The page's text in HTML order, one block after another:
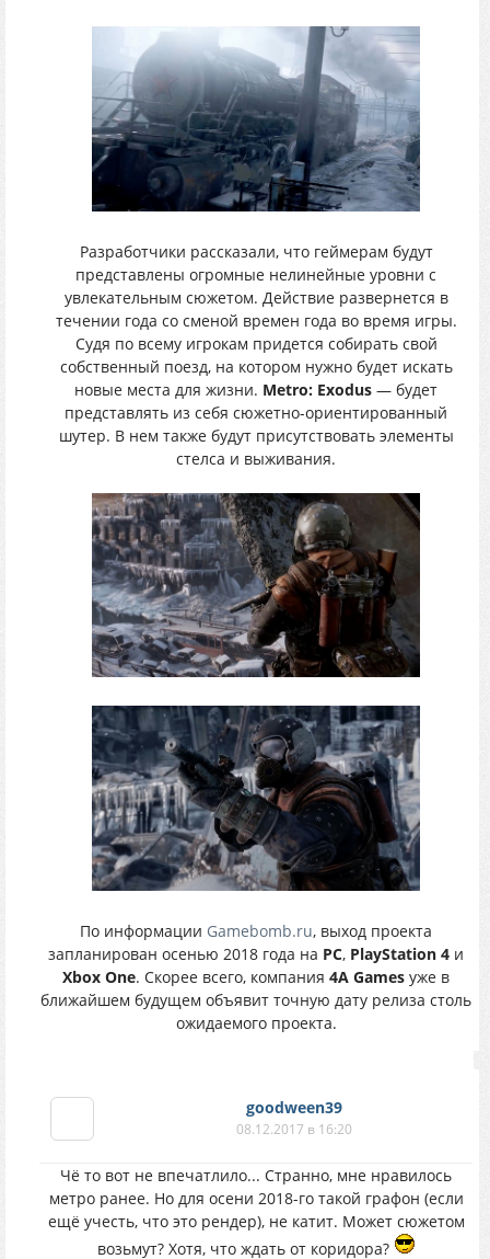
Разработчики рассказали, что геймерам будут
представлены огромные нелинейные уровни с
увлекательным сюжетом. Действие развернется в
течении года со сменой времен года во время игры.
Судя по всему игрокам придется собирать свой
собственный поезд, на котором нужно будет искать
новые места для жизни. Metro: Exodus — будет
представлять из себя сюжетно-ориентированный
шутер. В нем также будут присутствовать элементы
стелса и выживания.
По информации Gamebomb.ru, выход проекта
запланирован осенью 2018 года на PC, PlayStation 4 и
Xbox One. Скорее всего, компания 4A Games уже в
ближайшем будущем объявит точную дату релиза столь
ожидаемого проекта.
goodween39
08.12.2017 в 16:20
Чё то вот не впечатлило... Странно, мне нравилось
метро ранее. Но для осени 2018-го такой графон (если
ещё учесть, что это рендер), не катит. Может сюжетом
возьмут? Хотя, что ждать от коридора?